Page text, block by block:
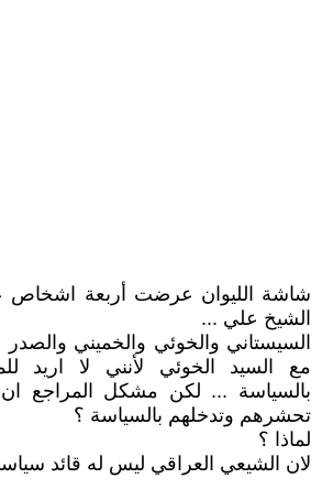
شاشة الليوان عرضت أربعة اشخاص
الشيخ علي ...
السيستاني والخوئي والخميني والصدر
مع السيد الخوئي لأنني لا اريد
بالسياسة ... لكن مشكل المراجع
تحشرهم وتدخلهم بالسياسة ؟
لماذا ؟
لان الشيعي العراقي ليس له قائد